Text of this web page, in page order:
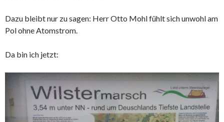
Dazu bleibt nur zu sagen: Herr Otto Mohl fühlt sich unwohl am
Pol ohne Atomstrom.
Da bin ich jetzt: